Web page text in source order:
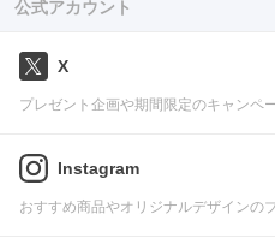
公式アカウント
X
プレゼント企画や期間限定のキャンペ
Instagram
おすすめ商品やオリジナルデザインの